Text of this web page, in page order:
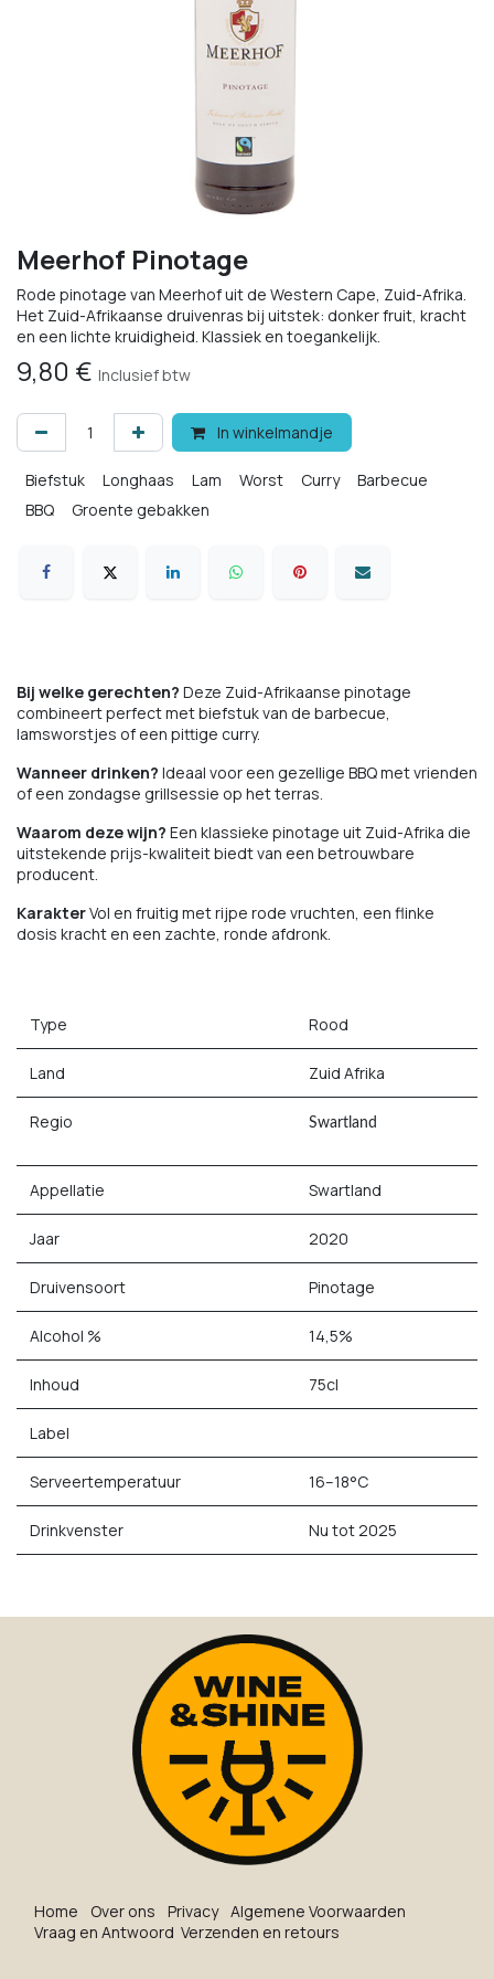
Meerhof Pinotage
Rode pinotage van Meerhof uit de Western Cape, Zuid-Afrika.
Het Zuid-Afrikaanse druivenras bij uitstek: donker fruit, kracht
en een lichte kruidigheid. Klassiek en toegankelijk.
9,80 € Inclusief btw
In winkelmandje
Biefstuk Longhaas Lam Worst Curry
Barbecue
BBQ
Groente gebakken
Bij welke gerechten? Deze Zuid-Afrikaanse pinotage
combineert perfect met biefstuk van de barbecue,
lamsworstjes of een pittige curry.
Wanneer drinken? Ideaal voor een gezellige BBQ met vrienden
of een zondagse grillsessie op het terras.
Waarom deze wijn? Een klassieke pinotage uit Zuid-Afrika die
uitstekende prijs-kwaliteit biedt van een betrouwbare
producent.
KarakterVol en fruitig met rijpe rode vruchten, een flinke
dosis kracht en een zachte, ronde afdronk.
Type Rood
Land Zuid Afrika
Regio Swartland
Appellatie Swartland
Jaar 2020
Druivensoort Pinotage
Alcohol % 14,5%
Inhoud 75cl
Label
Serveertemperatuur 16–18°C
Drinkvenster Nu tot 2025
Ho​me O​ve​r on​s Privacy Algemene Voorwaarden
Vraag en Antwoord Verzenden en retours